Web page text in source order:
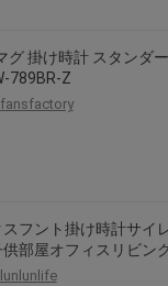
グ 掛け時計 スタンダ
789BR-Z
fansfactory
スフント掛け時計サイ
供部屋オフィスリビン
lunlunlife